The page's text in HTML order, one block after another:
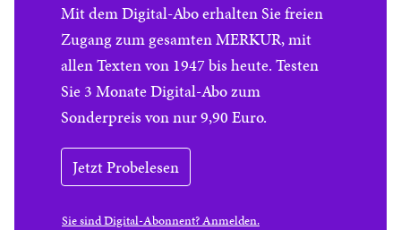
Mit dem Digital-Abo erhalten Sie freien
Zugang zum gesamten MERKUR, mit
allen Texten von 1947 bis heute. Testen
Sie 3 Monate Digital-Abo zum
Sonderpreis von nur 9,90 Euro.
Jetzt Probelesen
Sie sind Digital-Abonnent? Anmelden.